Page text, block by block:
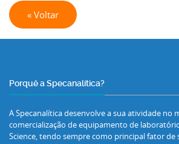
« Voltar
Porquê a Specanalítica?
A Specanalítica desenvolve a sua atividade no
comercialização de equipamento de
Science, tendo sempre como principal fator de